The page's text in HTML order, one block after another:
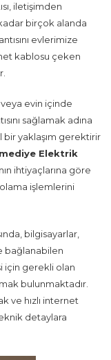
iletişimden
birçok alanda
evlerimize
kablosu çeken
evin içinde
sağlamak adına
bir yaklaşım gerektirir
Elektrik
ihtiyaçlarına göre
işlemlerini
bilgisayarlar,
bağlanabilen
için gerekli olan
bulunmaktadır.
ve hızlı internet
detaylara